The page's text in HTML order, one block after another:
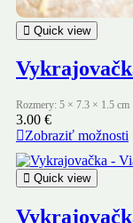
Quick view
Rozmery: 5 × 7.3 × 1.5 cm
3.00 €
Zobraziť možnosti
Quick view